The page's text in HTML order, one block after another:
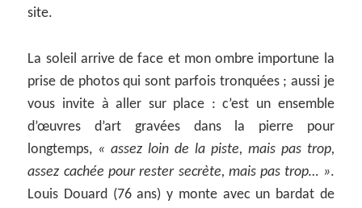
site.
La soleil arrive de face et mon ombre importune la
prise de photos qui sont parfois tronquées ; aussi je
vous invite à aller sur place : c’est un ensemble
d’œuvres d’art gravées dans la pierre pour
longtemps, « assez loin de la piste, mais pas trop,
assez cachée pour rester secrète, mais pas trop… ».
Louis Douard (76 ans) y monte avec un bardat de